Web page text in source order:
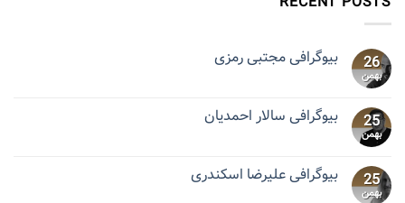
26
بهمن
بیوگرافی مجتبی رمزی
25
بهمن
بیوگرافی سالار احمدیان
25
بهمن
بیوگرافی علیرضا اسکندری